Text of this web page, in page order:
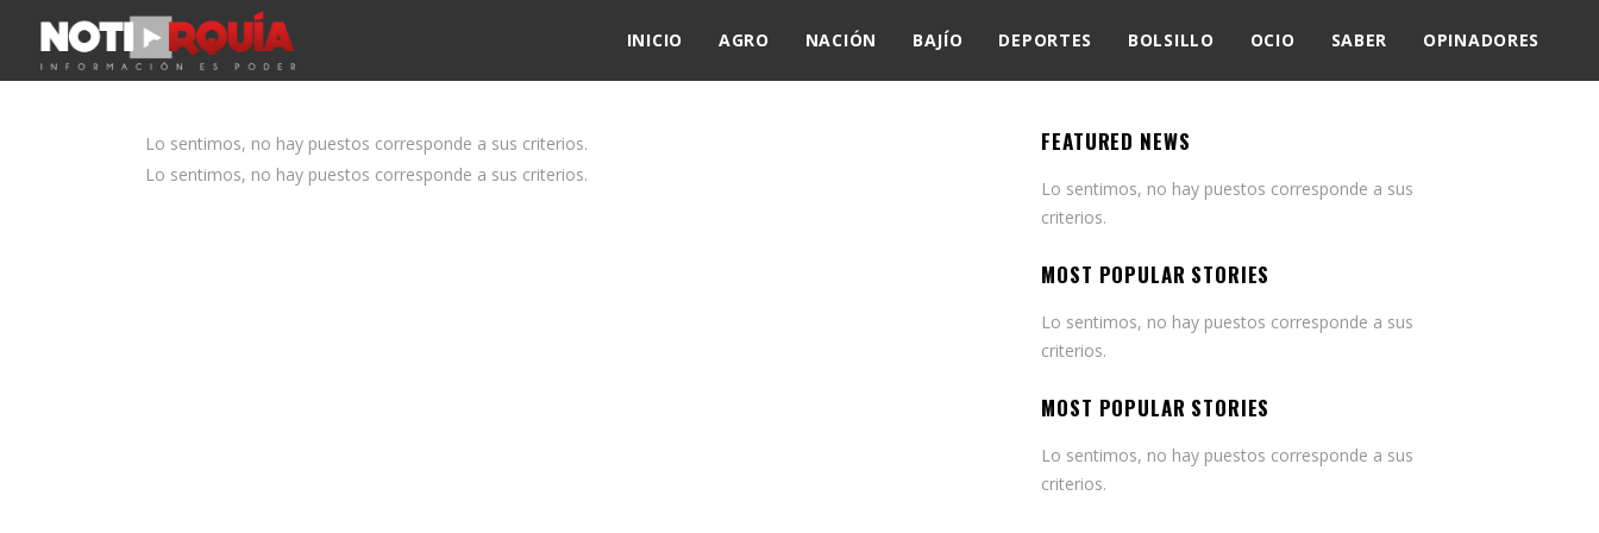
INICIO AGRO NACIÓN BAJÍO DEPORTES BOLSILLO OCIO SABER OPINADORES
Lo sentimos, no hay puestos corresponde a sus criterios.
Lo sentimos, no hay puestos corresponde a sus criterios.
FEATURED NEWS
Lo sentimos, no hay puestos corresponde a sus
criterios.
MOST POPULAR STORIES
Lo sentimos, no hay puestos corresponde a sus
criterios.
MOST POPULAR STORIES
Lo sentimos, no hay puestos corresponde a sus
criterios.